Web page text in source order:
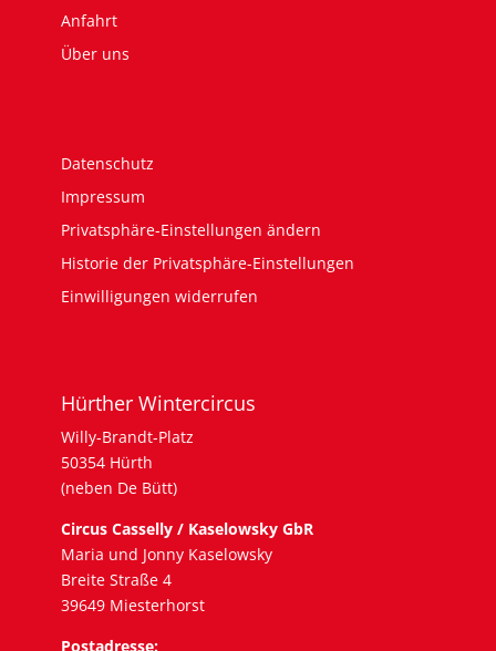
Anfahrt
Über uns
Datenschutz
Impressum
Privatsphäre-Einstellungen ändern
Historie der Privatsphäre-Einstellungen
Einwilligungen widerrufen
Hürther Wintercircus
Willy-Brandt-Platz
50354 Hürth
(neben De Bütt)
Circus Casselly / Kaselowsky GbR
Maria und Jonny Kaselowsky
Breite Straße 4
39649 Miesterhorst
Postadresse: